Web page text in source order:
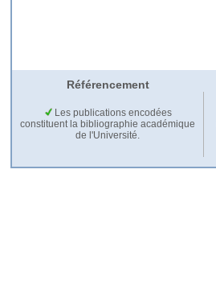
Référencement
Les publications encodées
constituent la bibliographie académique
de l'Université.